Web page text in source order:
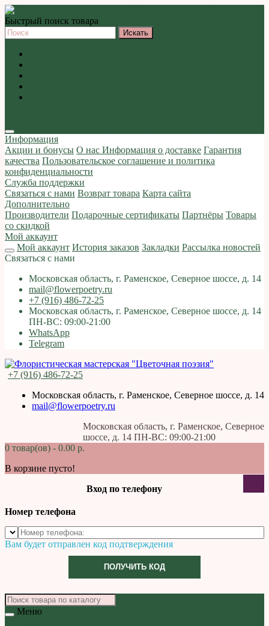
Быстрый поиск товара
Информация
Акции и бонусы О нас Информация о доставке Гарантия
качества Пользовательское соглашение и политика
конфиденциальности
Служба поддержки
Связаться с нами Возврат товара Карта сайта
Дополнительно
Производители Подарочные сертификаты Партнёры Товары
со скидкой
Мой аккаунт
Мой аккаунт История заказов Закладки Рассылка новостей
Связаться с нами
Московская область, г. Раменское, Северное шоссе, д. 14
mail@flowerpoetry.ru
+7 (916) 486-72-25
Московская область, г. Раменское, Северное шоссе, д. 14
ПН-ВС: 09:00-21:00
WhatsApp
Telegram
+7 (916) 486-72-25
Московская область, г. Раменское, Северное шоссе, д. 14
mail@flowerpoetry.ru
Московская область, г. Раменское, Северное
шоссе, д. 14 ПН-ВС: 09:00-21:00
0 товар(ов) - 0.00 р.
В корзине пусто!
Вход по телефону
Номер телефона
Вам будет отправлен код подтверждения
ПОЛУЧИТЬ КОД
Меню